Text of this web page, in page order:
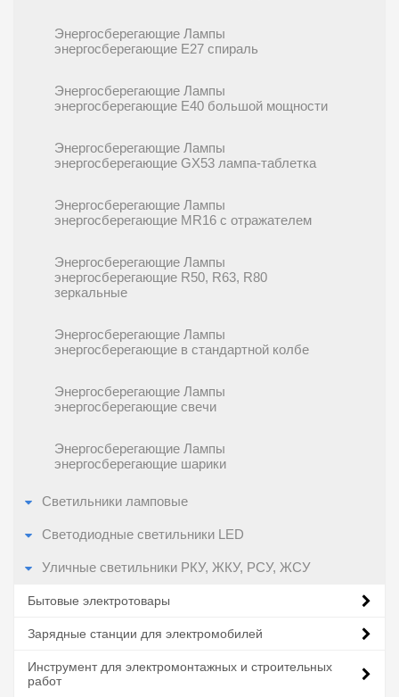
Энергосберегающие Лампы
энергосберегающие E27 спираль
Энергосберегающие Лампы
энергосберегающие E40 большой мощности
Энергосберегающие Лампы
энергосберегающие GX53 лампа-таблетка
Энергосберегающие Лампы
энергосберегающие MR16 с отражателем
Энергосберегающие Лампы
энергосберегающие R50, R63, R80
зеркальные
Энергосберегающие Лампы
энергосберегающие в стандартной колбе
Энергосберегающие Лампы
энергосберегающие свечи
Энергосберегающие Лампы
энергосберегающие шарики
Светильники ламповые
Светодиодные светильники LED
Уличные светильники РКУ, ЖКУ, РСУ, ЖСУ
Бытовые электротовары
Зарядные станции для электромобилей
Инструмент для электромонтажных и строительных
работ